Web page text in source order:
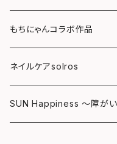
バッグ
Tシャツ
ミラー
キーホルダー
マグネット
シール
レジンチャーム
サンキャッチャー
ポストカード
もちにゃんコラボ作品
ネイルケアsolros
SUN Happiness ～障がい